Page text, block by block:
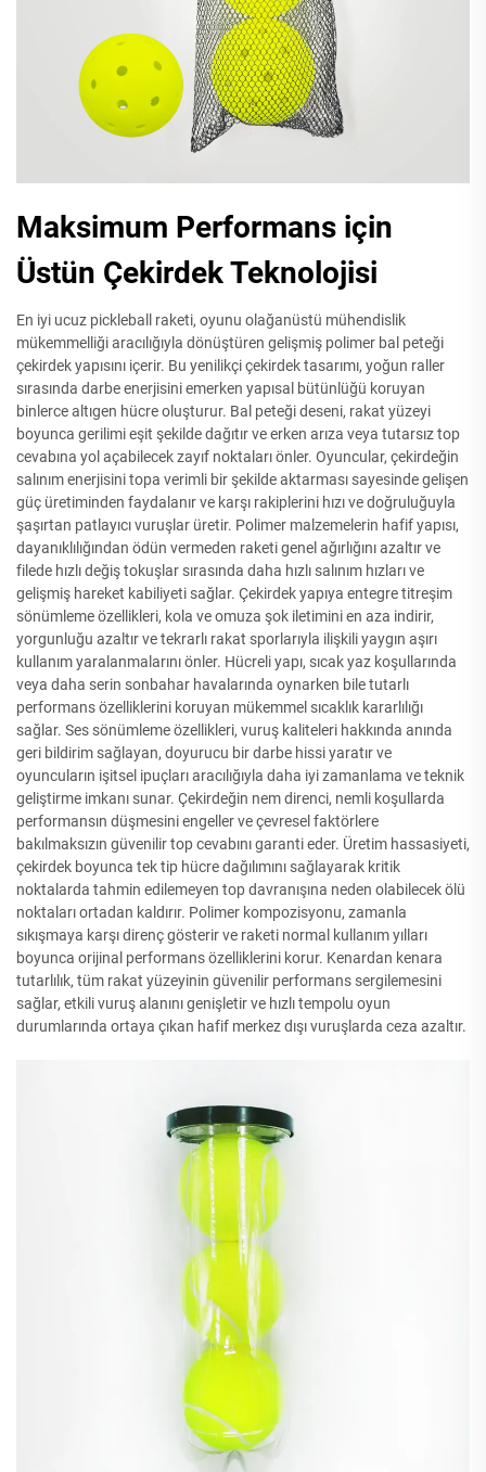
Maksimum Performans için
Üstün Çekirdek Teknolojisi
En iyi ucuz pickleball raketi, oyunu olağanüstü mühendislik
mükemmelliği aracılığıyla dönüştüren gelişmiş polimer bal peteği
çekirdek yapısını içerir. Bu yenilikçi çekirdek tasarımı, yoğun raller
sırasında darbe enerjisini emerken yapısal bütünlüğü koruyan
binlerce altıgen hücre oluşturur. Bal peteği deseni, rakat yüzeyi
boyunca gerilimi eşit şekilde dağıtır ve erken arıza veya tutarsız top
cevabına yol açabilecek zayıf noktaları önler. Oyuncular, çekirdeğin
salınım enerjisini topa verimli bir şekilde aktarması sayesinde gelişen
güç üretiminden faydalanır ve karşı rakiplerini hızı ve doğruluğuyla
şaşırtan patlayıcı vuruşlar üretir. Polimer malzemelerin hafif yapısı,
dayanıklılığından ödün vermeden raketi genel ağırlığını azaltır ve
filede hızlı değiş tokuşlar sırasında daha hızlı salınım hızları ve
gelişmiş hareket kabiliyeti sağlar. Çekirdek yapıya entegre titreşim
sönümleme özellikleri, kola ve omuza şok iletimini en aza indirir,
yorgunluğu azaltır ve tekrarlı rakat sporlarıyla ilişkili yaygın aşırı
kullanım yaralanmalarını önler. Hücreli yapı, sıcak yaz koşullarında
veya daha serin sonbahar havalarında oynarken bile tutarlı
performans özelliklerini koruyan mükemmel sıcaklık kararlılığı
sağlar. Ses sönümleme özellikleri, vuruş kaliteleri hakkında anında
geri bildirim sağlayan, doyurucu bir darbe hissi yaratır ve
oyuncuların işitsel ipuçları aracılığıyla daha iyi zamanlama ve teknik
geliştirme imkanı sunar. Çekirdeğin nem direnci, nemli koşullarda
performansın düşmesini engeller ve çevresel faktörlere
bakılmaksızın güvenilir top cevabını garanti eder. Üretim hassasiyeti,
çekirdek boyunca tek tip hücre dağılımını sağlayarak kritik
noktalarda tahmin edilemeyen top davranışına neden olabilecek ölü
noktaları ortadan kaldırır. Polimer kompozisyonu, zamanla
sıkışmaya karşı direnç gösterir ve raketi normal kullanım yılları
boyunca orijinal performans özelliklerini korur. Kenardan kenara
tutarlılık, tüm rakat yüzeyinin güvenilir performans sergilemesini
sağlar, etkili vuruş alanını genişletir ve hızlı tempolu oyun
durumlarında ortaya çıkan hafif merkez dışı vuruşlarda ceza azaltır.